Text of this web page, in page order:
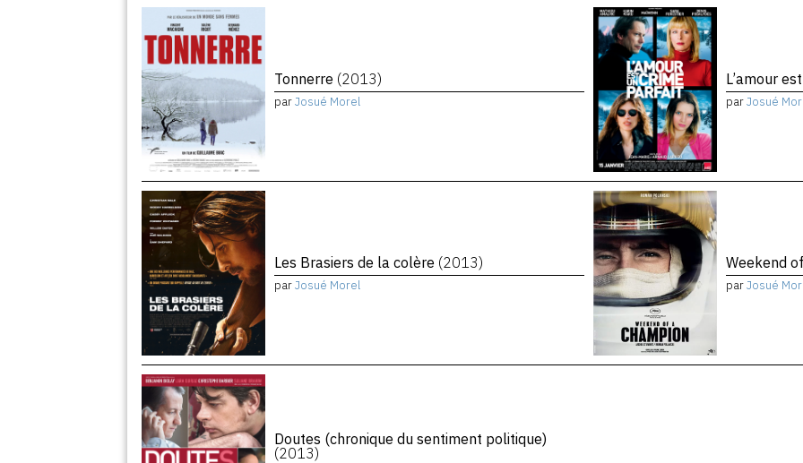
Tonnerre (2013)
parJosué Morel
L’amour
parJosué
Les Brasiers de la colère (2013)
parJosué Morel
Weekend
parJosué
Doutes (chronique du sentiment politique)
(2013)